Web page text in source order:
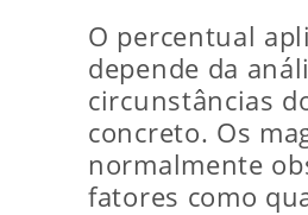
O percentual
depende da
circunstâncias
concreto. Os
normalmente
fatores como